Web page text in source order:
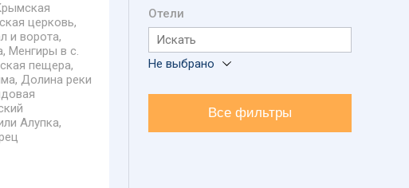
церковь,
и ворота,
Менгиры в с.
пещера,
Долина реки
Алупка,
Отели
Не выбрано
Все фильтры